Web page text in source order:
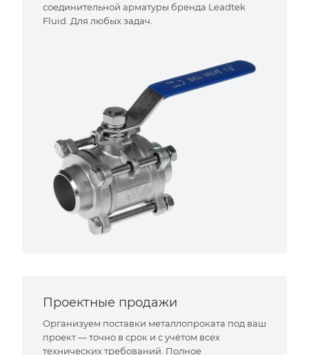
соединительной арматуры бренда Leadtek
Fluid. Для любых задач.
Проектные продажи
Организуем поставки металлопроката под ваш
проект — точно в срок и с учётом всех
технических требований. Полное